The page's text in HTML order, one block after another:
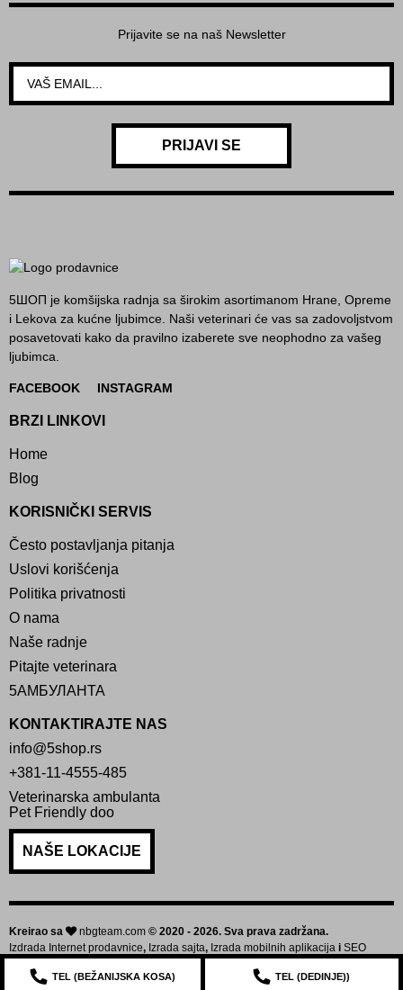
Prijavite se na naš Newsletter
PRIJAVI SE
5ШОП je komšijska radnja sa širokim asortimanom Hrane, Opreme
i Lekova za kućne ljubimce. Naši veterinari će vas sa zadovoljstvom
posavetovati kako da pravilno izaberete sve neophodno za vašeg
ljubimca.
FACEBOOK INSTAGRAM
BRZI LINKOVI
Home
Blog
KORISNIČKI SERVIS
Često postavljanja pitanja
Uslovi korišćenja
Politika privatnosti
O nama
Naše radnje
Pitajte veterinara
5АМБУЛАНТА
KONTAKTIRAJTE NAS
info@5shop.rs
+381-11-4555-485
Veterinarska ambulanta
Pet Friendly doo
NAŠE LOKACIJE
Kreirao sa nbgteam.com © 2020 - 2026. Sva prava zadržana.
Izdrada Internet prodavnice, Izrada sajta, Izrada mobilnih aplikacija i SEO
TEL (BEŽANIJSKA KOSA) TEL (DEDINJE))